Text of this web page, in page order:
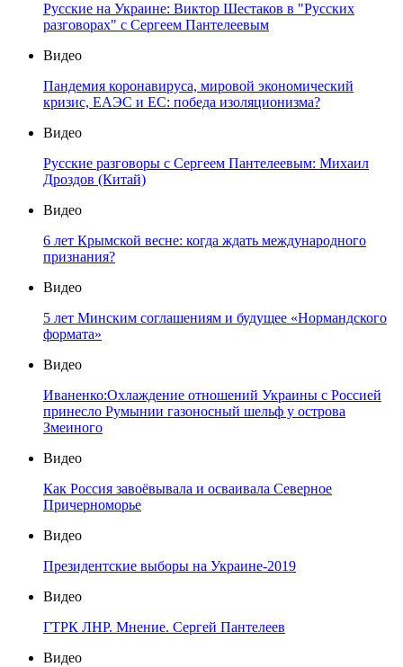
Русские на Украине: Виктор Шестаков в "Русских
разговорах" с Сергеем Пантелеевым
Видео
Пандемия коронавируса, мировой экономический
кризис, ЕАЭС и ЕС: победа изоляционизма?
Видео
Русские разговоры с Сергеем Пантелеевым: Михаил
Дроздов (Китай)
Видео
6 лет Крымской весне: когда ждать международного
признания?
Видео
5 лет Минским соглашениям и будущее «Нормандского
формата»
Видео
Иваненко:Охлаждение отношений Украины с Россией
принесло Румынии газоносный шельф у острова
Змеиного
Видео
Как Россия завоёвывала и осваивала Северное
Причерноморье
Видео
Президентские выборы на Украине-2019
Видео
ГТРК ЛНР. Мнение. Сергей Пантелеев
Видео